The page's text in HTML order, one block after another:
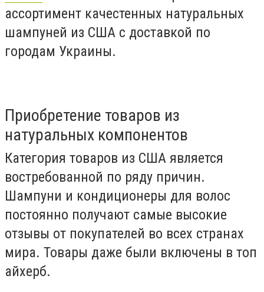
ассортимент качестенных натуральных
шампуней из США с доставкой по
городам Украины.
Приобретение товаров из
натуральных компонентов
Категория товаров из США является
востребованной по ряду причин.
Шампуни и кондиционеры для волос
постоянно получают самые высокие
отзывы от покупателей во всех странах
мира. Товары даже были включены в топ
айхерб.